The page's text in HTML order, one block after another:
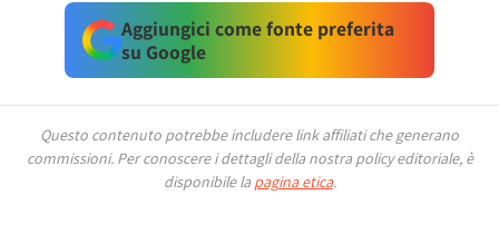
Aggiungici come fonte preferita
su Google
Questo contenuto potrebbe includere link affiliati che generano
commissioni. Per conoscere i dettagli della nostra policy editoriale, è
disponibile la pagina etica.